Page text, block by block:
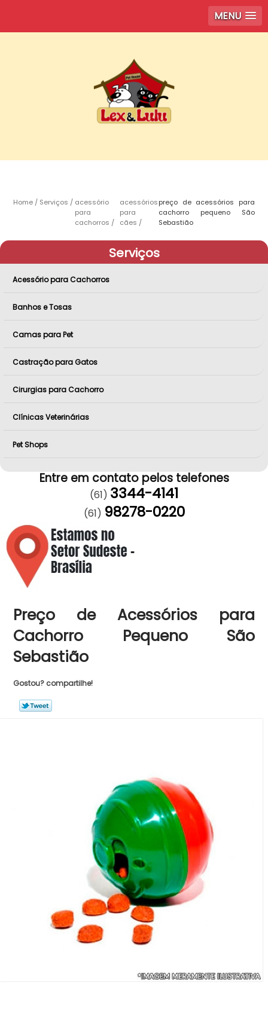
MENU
Home Serviços
acessório
para
cachorros
acessórios
para
cães
preço de acessórios para
cachorro pequeno São
Sebastião
Serviços
Acessório para Cachorros
Banhos e Tosas
Camas para Pet
Castração para Gatos
Cirurgias para Cachorro
Clínicas Veterinárias
Pet Shops
Entre em contato pelos telefones
(61) 3344-4141
(61) 98278-0220
Preço de Acessórios para
Cachorro Pequeno São
Sebastião
Gostou? compartilhe!